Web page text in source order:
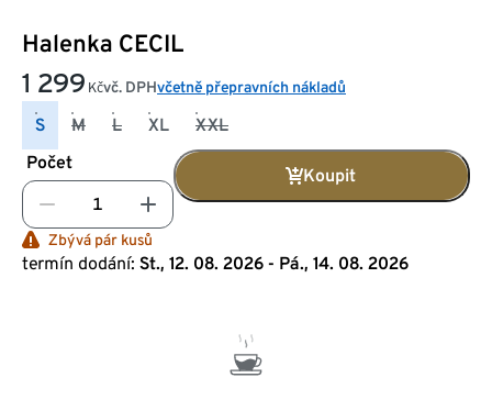
Halenka CECIL
1 299 Kčvč. DPHvčetně přepravních nákladů
S M L XL
XXL
Počet
Koupit
Zbývá pár kusů
termín dodání: St., 12. 08. 2026 - Pá., 14. 08. 2026